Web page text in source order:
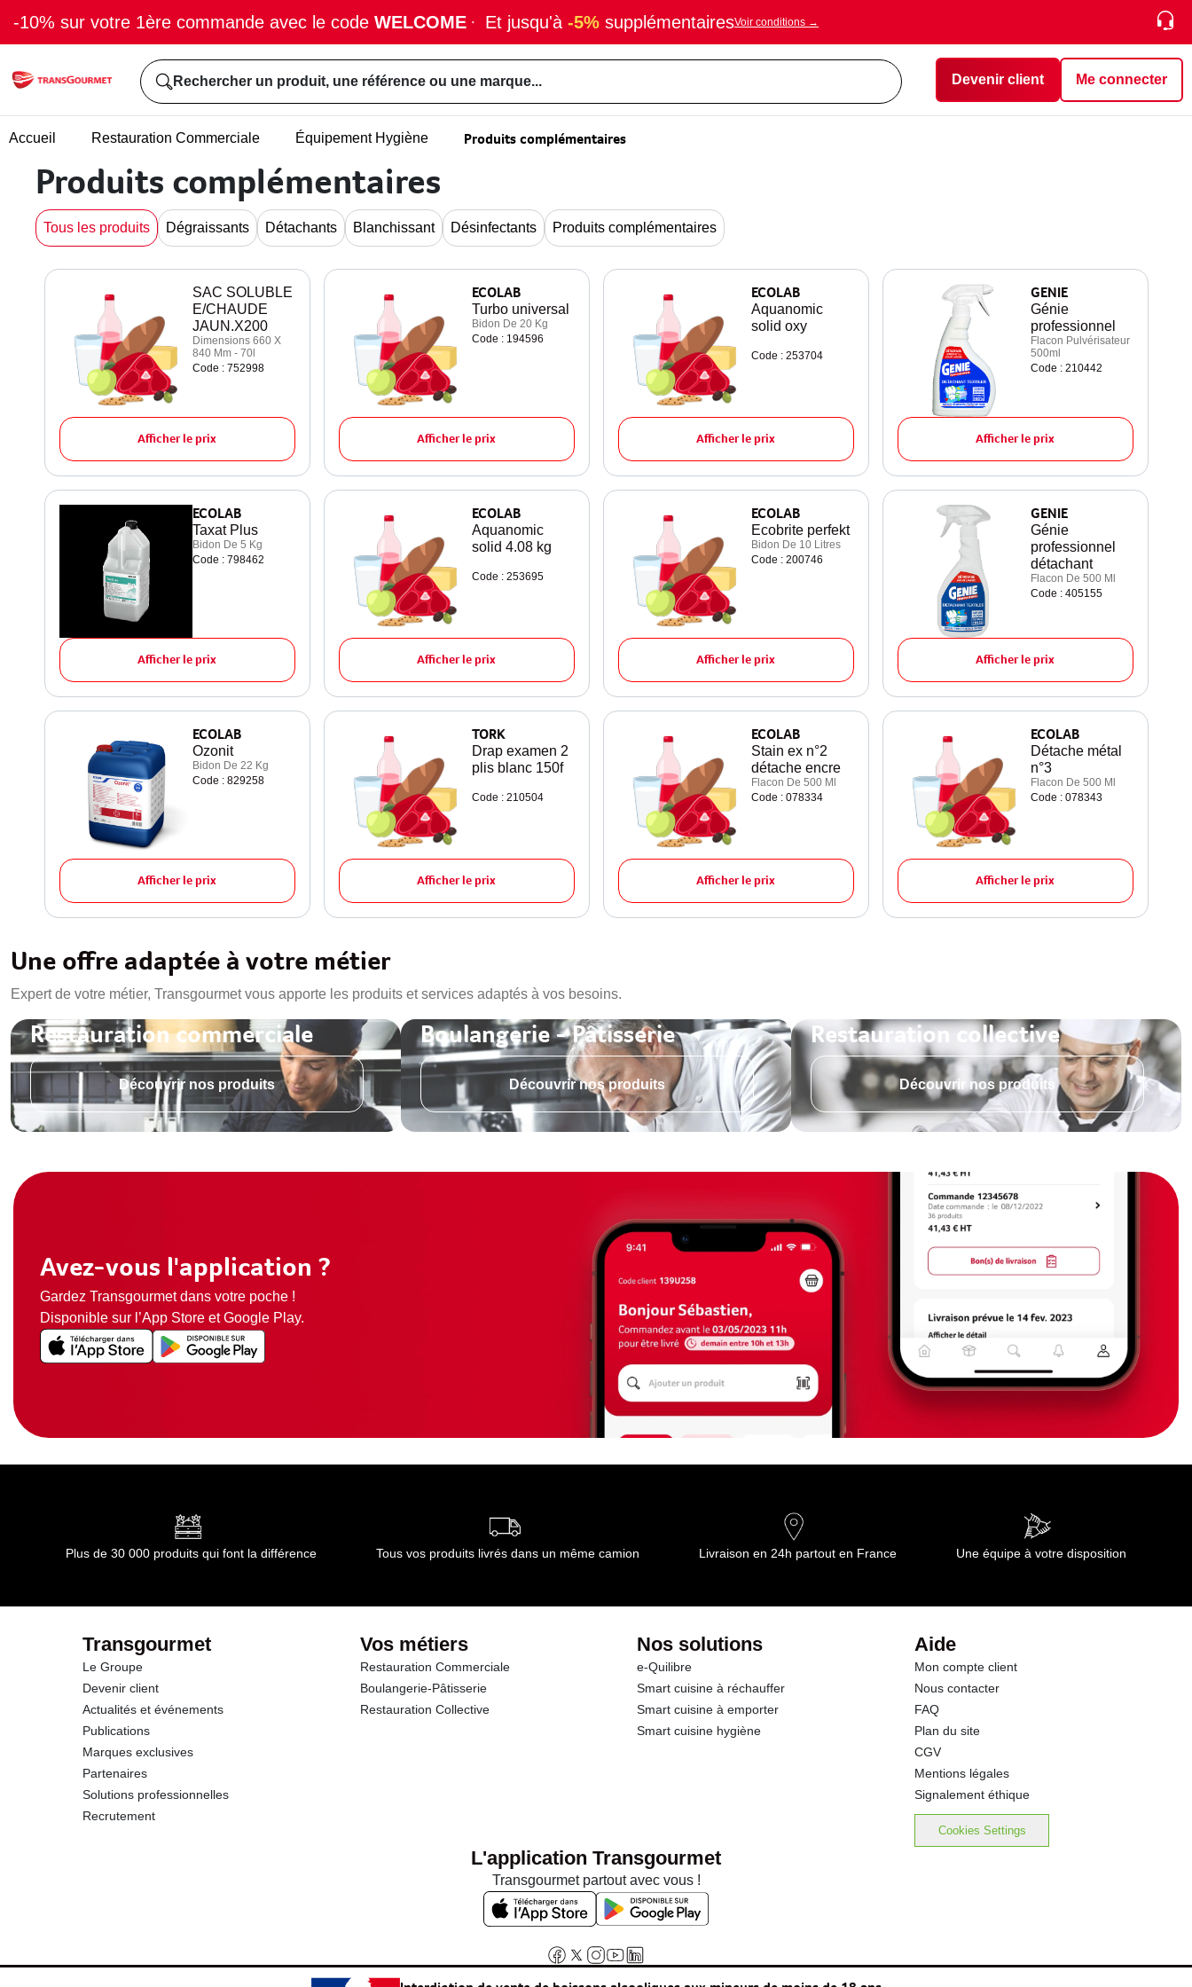
-10% sur votre 1ère commande avec le code WELCOME · Et jusqu'à -5% supplémentairesVoir conditions →
Rechercher un produit, une référence ou une marque... Devenir client Me connecter
Accueil Restauration Commerciale Équipement Hygiène Produits complémentaires
Produits complémentaires
Tous les produits Dégraissants Détachants Blanchissant Désinfectants Produits complémentaires
SAC SOLUBLE
E/CHAUDE
JAUN.X200
Dimensions 660 X
840 Mm - 70l
Code : 752998
Afficher le prix
ECOLAB
Turbo universal
Bidon De 20 Kg
Code : 194596
Afficher le prix
ECOLAB
Aquanomic
solid oxy
Code : 253704
Afficher le prix
GENIE
Génie
professionnel
Flacon Pulvérisateur
500ml
Code : 210442
Afficher le prix
ECOLAB
Taxat Plus
Bidon De 5 Kg
Code : 798462
Afficher le prix
ECOLAB
Aquanomic
solid 4.08 kg
Code : 253695
Afficher le prix
ECOLAB
Ecobrite perfekt
Bidon De 10 Litres
Code : 200746
Afficher le prix
GENIE
Génie
professionnel
détachant
Flacon De 500 Ml
Code : 405155
Afficher le prix
ECOLAB
Ozonit
Bidon De 22 Kg
Code : 829258
Afficher le prix
TORK
Drap examen 2
plis blanc 150f
Code : 210504
Afficher le prix
ECOLAB
Stain ex n°2
détache encre
Flacon De 500 Ml
Code : 078334
Afficher le prix
ECOLAB
Détache métal
n°3
Flacon De 500 Ml
Code : 078343
Afficher le prix
Une offre adaptée à votre métier
Expert de votre métier, Transgourmet vous apporte les produits et services adaptés à vos besoins.
Restauration commerciale
Découvrir nos produits
Boulangerie - Pâtisserie
Découvrir nos produits
Restauration collective
Découvrir nos produits
Avez-vous l'application ?
Gardez Transgourmet dans votre poche !
Disponible sur l’App Store et Google Play.
Plus de 30 000 produits qui font la différence Tous vos produits livrés dans un même camion Livraison en 24h partout en France Une équipe à votre disposition
Transgourmet
Le Groupe
Devenir client
Actualités et événements
Publications
Marques exclusives
Partenaires
Solutions professionnelles
Recrutement
Vos métiers
Restauration Commerciale
Boulangerie-Pâtisserie
Restauration Collective
Nos solutions
e-Quilibre
Smart cuisine à réchauffer
Smart cuisine à emporter
Smart cuisine hygiène
Aide
Mon compte client
Nous contacter
FAQ
Plan du site
CGV
Mentions légales
Signalement éthique
Cookies Settings
L'application Transgourmet
Transgourmet partout avec vous !